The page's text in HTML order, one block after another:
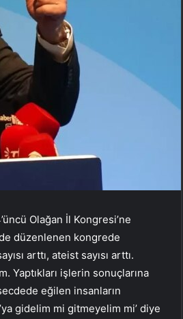
Olağan İl Kongresi’ne
düzenlenen kongrede
arttı, ateist sayısı arttı.
Yaptıkları işlerin sonuçlarına
eğilen insanların
gidelim mi gitmeyelim mi’ diye